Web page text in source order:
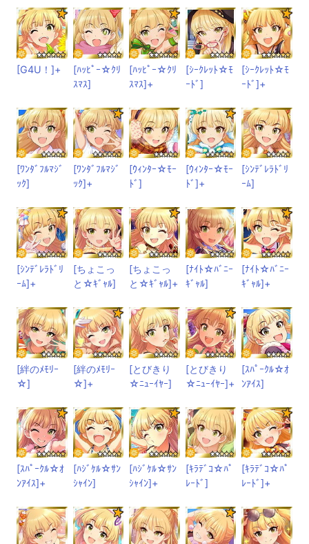
[G4U！]+
[ﾊｯﾋﾟｰ☆ｸﾘ
ｽﾏｽ]
[ﾊｯﾋﾟｰ☆ｸﾘ
ｽﾏｽ]+
[ｼｰｸﾚｯﾄ☆ﾓ
ｰﾄﾞ]
[ｼｰｸﾚｯﾄ☆ﾓ
ｰﾄﾞ]+
[ﾜﾝﾀﾞﾌﾙﾏｼﾞ
ｯｸ]
[ﾜﾝﾀﾞﾌﾙﾏｼﾞ
ｯｸ]+
[ｳｨﾝﾀｰ☆ﾓｰ
ﾄﾞ]
[ｳｨﾝﾀｰ☆ﾓｰ
ﾄﾞ]+
[ｼﾝﾃﾞﾚﾗﾄﾞﾘ
ｰﾑ]
[ｼﾝﾃﾞﾚﾗﾄﾞﾘ
ｰﾑ]+
[ちょこっ
と☆ｷﾞｬﾙ]
[ちょこっ
と☆ｷﾞｬﾙ]+
[ﾅｲﾄ☆ﾊﾞﾆｰ
ｷﾞｬﾙ]
[ﾅｲﾄ☆ﾊﾞﾆｰ
ｷﾞｬﾙ]+
[絆のﾒﾓﾘｰ
☆]
[絆のﾒﾓﾘｰ
☆]+
[とびきり
☆ﾆｭｰｲﾔｰ]
[とびきり
☆ﾆｭｰｲﾔｰ]+
[ｽﾊﾟｰｸﾙ☆ｵ
ﾝｱｲｽ]
[ｽﾊﾟｰｸﾙ☆ｵ
ﾝｱｲｽ]+
[ﾊｼﾞｹﾙ☆ｻﾝ
ｼｬｲﾝ]
[ﾊｼﾞｹﾙ☆ｻﾝ
ｼｬｲﾝ]+
[ｷﾗﾃﾞｺ☆ﾊﾟ
ﾚｰﾄﾞ]
[ｷﾗﾃﾞｺ☆ﾊﾟ
ﾚｰﾄﾞ]+